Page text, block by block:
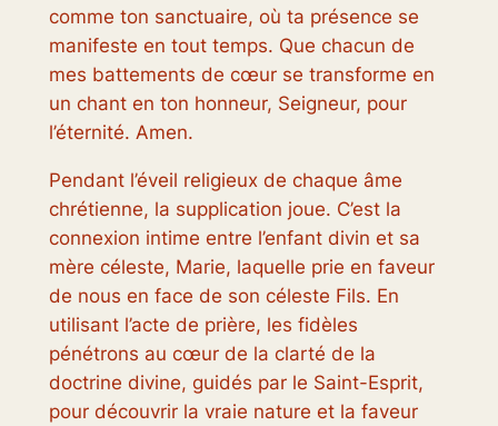
comme ton sanctuaire, où ta présence se
manifeste en tout temps. Que chacun de
mes battements de cœur se transforme en
un chant en ton honneur, Seigneur, pour
l’éternité. Amen.
Pendant l’éveil religieux de chaque âme
chrétienne, la supplication joue. C’est la
connexion intime entre l’enfant divin et sa
mère céleste, Marie, laquelle prie en faveur
de nous en face de son céleste Fils. En
utilisant l’acte de prière, les fidèles
pénétrons au cœur de la clarté de la
doctrine divine, guidés par le Saint-Esprit,
pour découvrir la vraie nature et la faveur